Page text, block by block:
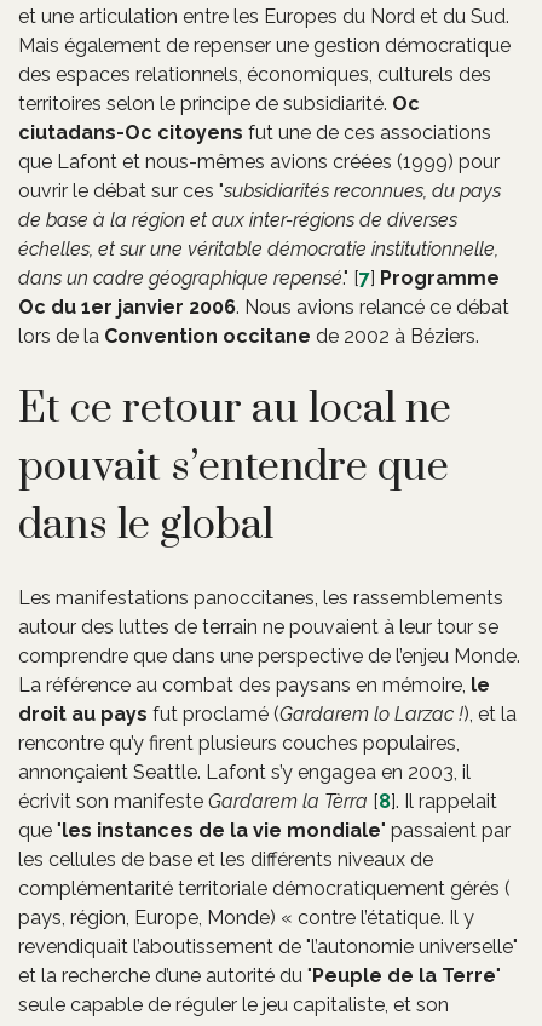
et une articulation entre les Europes du Nord et du Sud.
Mais également de repenser une gestion démocratique
des espaces relationnels, économiques, culturels des
territoires selon le principe de subsidiarité. Oc
ciutadans-Oc citoyens fut une de ces associations
que Lafont et nous-mêmes avions créées (1999) pour
ouvrir le débat sur ces "subsidiarités reconnues, du pays
de base à la région et aux inter-régions de diverses
échelles, et sur une véritable démocratie institutionnelle,
dans un cadre géographique repensé." [7] Programme
Oc du 1er janvier 2006. Nous avions relancé ce débat
lors de la Convention occitane de 2002 à Béziers.
Et ce retour au local ne
pouvait s’entendre que
dans le global
Les manifestations panoccitanes, les rassemblements
autour des luttes de terrain ne pouvaient à leur tour se
comprendre que dans une perspective de l’enjeu Monde.
La référence au combat des paysans en mémoire, le
droit au pays fut proclamé (Gardarem lo Larzac !), et la
rencontre qu’y firent plusieurs couches populaires,
annonçaient Seattle. Lafont s’y engagea en 2003, il
écrivit son manifeste Gardarem la Tèrra [8]. Il rappelait
que "les instances de la vie mondiale" passaient par
les cellules de base et les différents niveaux de
complémentarité territoriale démocratiquement gérés (
pays, région, Europe, Monde) « contre l’étatique. Il y
revendiquait l’aboutissement de "l’autonomie universelle"
et la recherche d’une autorité du "Peuple de la Terre"
seule capable de réguler le jeu capitaliste, et son